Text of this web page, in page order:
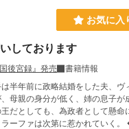
お気に入
しております
後宮録』発売
書籍情報
半年前に政略結婚をした夫、ヴ
母親の身分が低く、姉の息子が
だとしても、為政者として懸命
ラーファは次第に惹かれていく